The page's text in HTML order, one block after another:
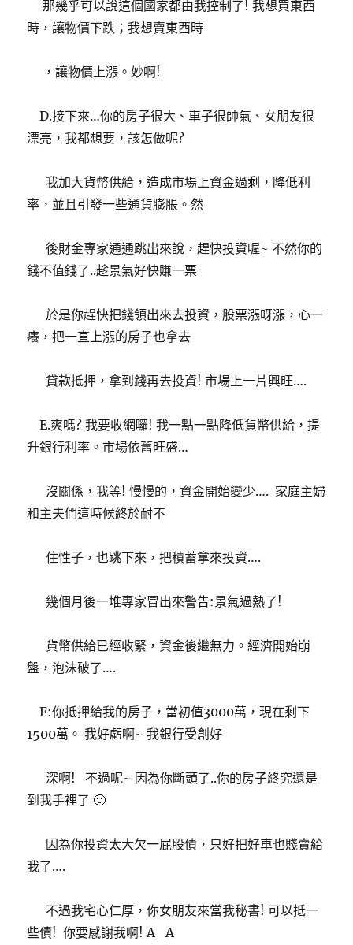
那幾乎可以說這個國家都由我控制了! 我想買東西
時，讓物價下跌；我想賣東西時
，讓物價上漲。妙啊!
D.接下來…你的房子很大、車子很帥氣、女朋友很
漂亮，我都想要，該怎做呢?
我加大貨幣供給，造成市場上資金過剩，降低利
率，並且引發一些通貨膨脹。然
後財金專家通通跳出來說，趕快投資喔~ 不然你的
錢不值錢了..趁景氣好快賺一票
於是你趕快把錢領出來去投資，股票漲呀漲，心一
癢，把一直上漲的房子也拿去
貸款抵押，拿到錢再去投資! 市場上一片興旺….
E.爽嗎? 我要收網囉! 我一點一點降低貨幣供給，提
升銀行利率。市場依舊旺盛…
沒關係，我等! 慢慢的，資金開始變少…. 家庭主婦
和主夫們這時候終於耐不
住性子，也跳下來，把積蓄拿來投資….
幾個月後一堆專家冒出來警告:景氣過熱了!
貨幣供給已經收緊，資金後繼無力。經濟開始崩
盤，泡沫破了….
F:你抵押給我的房子，當初值3000萬，現在剩下
1500萬。 我好虧啊~ 我銀行受創好
深啊! 不過呢~ 因為你斷頭了..你的房子終究還是
到我手裡了 🙂
因為你投資太大欠一屁股債，只好把好車也賤賣給
我了….
不過我宅心仁厚，你女朋友來當我秘書! 可以抵一
些債! 你要感謝我啊! A_A